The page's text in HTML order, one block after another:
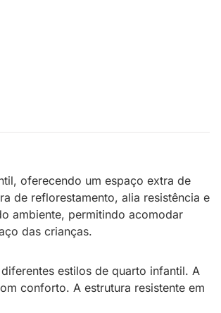
oferecendo um espaço extra de
de reflorestamento, alia resistência e
ambiente, permitindo acomodar
das crianças.
estilos de quarto infantil. A
conforto. A estrutura resistente em